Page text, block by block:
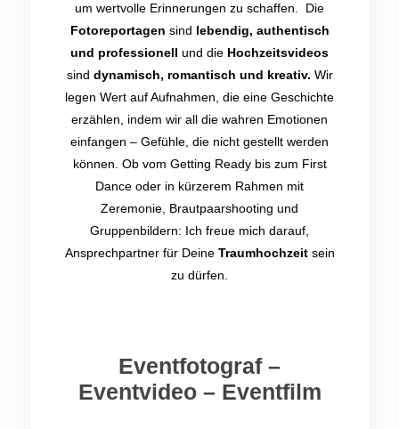
um wertvolle Erinnerungen zu schaffen. Die
Fotoreportagen sind lebendig, authentisch
und professionell und die Hochzeitsvideos
sind dynamisch, romantisch und kreativ. Wir
legen Wert auf Aufnahmen, die eine Geschichte
erzählen, indem wir all die wahren Emotionen
einfangen – Gefühle, die nicht gestellt werden
können. Ob vom Getting Ready bis zum First
Dance oder in kürzerem Rahmen mit
Zeremonie, Brautpaarshooting und
Gruppenbildern: Ich freue mich darauf,
Ansprechpartner für Deine Traumhochzeitsein
zu dürfen.
Eventfotograf –
Eventvideo – Eventfilm